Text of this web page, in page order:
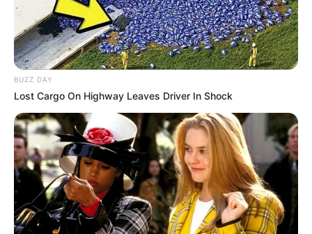
Fontanes. Informationen unterwww.schlossribbeck.
de.
Storchenhof Loburg - Im Jahr 1979 wurde am
Stadtrand von Loburg (Stadtteil von Möckern) von
beherzten Bürgern eine einzigartige Einrichtung
zum Schutz des Weißstorches gegründet. Hier
werden verletzte Vögel und verlassene Jungtiere
aufgenommen und wenn möglich wieder
ausgewildert. Besucher können auf dem
Storchenhof die Störche beobachten aber auch viel
über die Pflege aufgenommener Vögel und den
Naturschutz erfahren. Informationen unterwww.storc
henhof-loburg.de.
BUZZ DAY
Lost Cargo On Highway Leaves Driver In Shock